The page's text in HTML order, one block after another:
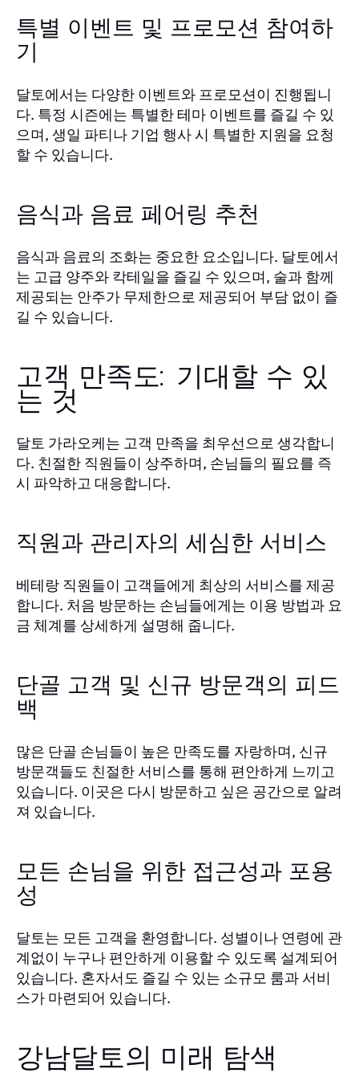
특별 이벤트 및 프로모션 참여하
기
달토에서는 다양한 이벤트와 프로모션이 진행됩니
다. 특정 시즌에는 특별한 테마 이벤트를 즐길 수 있
으며, 생일 파티나 기업 행사 시 특별한 지원을 요청
할 수 있습니다.
음식과 음료 페어링 추천
음식과 음료의 조화는 중요한 요소입니다. 달토에서
는 고급 양주와 칵테일을 즐길 수 있으며, 술과 함께
제공되는 안주가 무제한으로 제공되어 부담 없이 즐
길 수 있습니다.
고객 만족도: 기대할 수 있
는 것
달토 가라오케는 고객 만족을 최우선으로 생각합니
다. 친절한 직원들이 상주하며, 손님들의 필요를 즉
시 파악하고 대응합니다.
직원과 관리자의 세심한 서비스
베테랑 직원들이 고객들에게 최상의 서비스를 제공
합니다. 처음 방문하는 손님들에게는 이용 방법과 요
금 체계를 상세하게 설명해 줍니다.
단골 고객 및 신규 방문객의 피드
백
많은 단골 손님들이 높은 만족도를 자랑하며, 신규
방문객들도 친절한 서비스를 통해 편안하게 느끼고
있습니다. 이곳은 다시 방문하고 싶은 공간으로 알려
져 있습니다.
모든 손님을 위한 접근성과 포용
성
달토는 모든 고객을 환영합니다. 성별이나 연령에 관
계없이 누구나 편안하게 이용할 수 있도록 설계되어
있습니다. 혼자서도 즐길 수 있는 소규모 룸과 서비
스가 마련되어 있습니다.
강남달토의 미래 탐색